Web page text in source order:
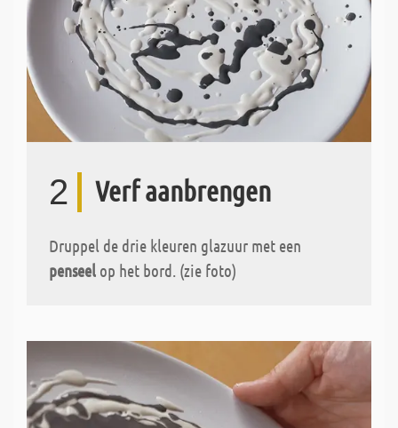
2 Verf aanbrengen
Druppel de drie kleuren glazuur met een
penseel op het bord. (zie foto)